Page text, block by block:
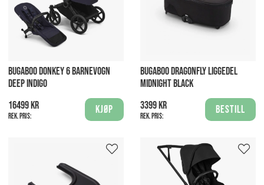
BUGABOO DONKEY 6 BARNEVOGN
DEEP INDIGO
16499 kr
Rek. pris:
Kjøp
BUGABOO DRAGONFLY LIGGEDEL
MIDNIGHT BLACK
3399 kr
Rek. pris:
Bestill